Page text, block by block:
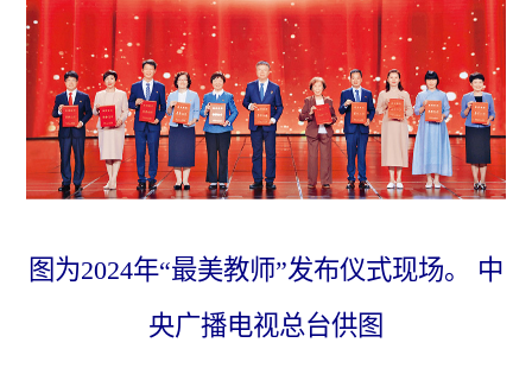
图为2024年“最美教师”发布仪式现场。 中
央广播电视总台供图